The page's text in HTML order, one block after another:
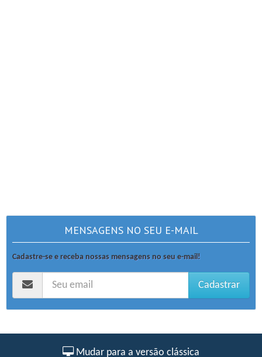
MENSAGENS NO SEU E-MAIL
Cadastre-se e receba nossas mensagens no seu e-mail!
Cadastrar
Mudar para a versão clássica